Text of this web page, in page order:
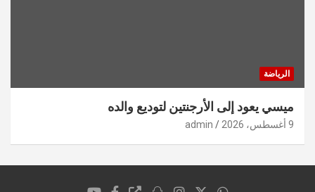
الرياضة
ميسي يعود إلى الأرجنتين لتوديع والده
9 أغسطس، 2026 admin